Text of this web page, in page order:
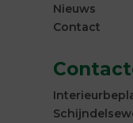
Nieuws
Contact